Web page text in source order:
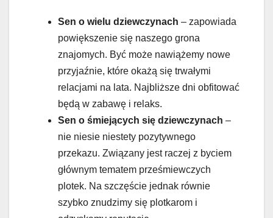
Sen o wielu dziewczynach – zapowiada
powiększenie się naszego grona
znajomych. Być może nawiążemy nowe
przyjaźnie, które okażą się trwałymi
relacjami na lata. Najbliższe dni obfitować
będą w zabawę i relaks.
Sen o śmiejących się dziewczynach –
nie niesie niestety pozytywnego
przekazu. Związany jest raczej z byciem
głównym tematem prześmiewczych
plotek. Na szczęście jednak równie
szybko znudzimy się plotkarom i